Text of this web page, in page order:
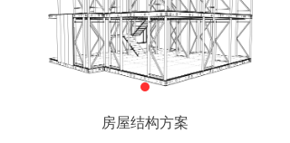
房屋结构方案